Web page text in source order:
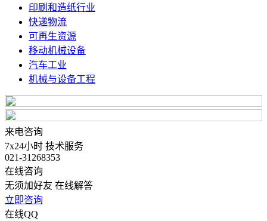
印刷和造纸行业
快递物流
可再生资源
移动机械设备
汽车工业
机械与设备工程
来电咨询
7x24小时 技术服务
021-31268353
在线咨询
无须加好友 在线解答
立即咨询
在线QQ